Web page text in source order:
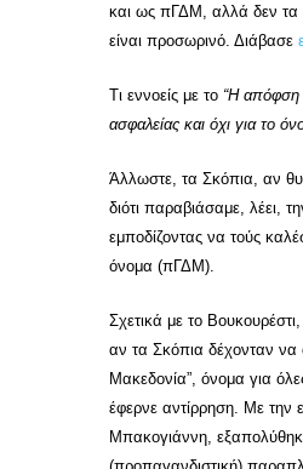
και ως πΓΔΜ, αλλά δεν τα
είναι προσωρινό. Διάβασε
Τι εννοείς με το “Η απόφση
ασφαλείας και όχι για το
Άλλωστε, τα Σκόπια, αν
διότι παραβιάσαμε, λέει,
εμποδίζοντας να τούς
όνομα (πΓΔΜ).
Σχετικά με το
αν τα Σκόπια δέχονταν
Μακεδονία”, όνομα για
έφερνε αντίρρηση. Με
Μπακογιάννη,